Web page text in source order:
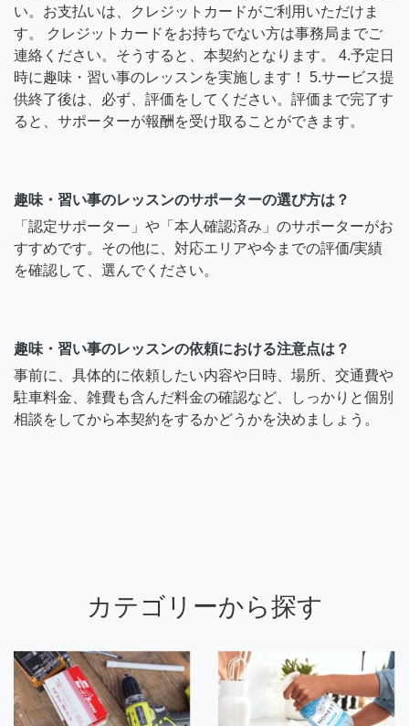
い。お支払いは、クレジットカードがご利用いただけま
す。 クレジットカードをお持ちでない方は事務局までご
連絡ください。そうすると、本契約となります。 4.予定日
時に趣味・習い事のレッスンを実施します！ 5.サービス提
供終了後は、必ず、評価をしてください。評価まで完了す
ると、サポーターが報酬を受け取ることができます。
趣味・習い事のレッスンのサポーターの選び方は？
「認定サポーター」や「本人確認済み」のサポーターがお
すすめです。その他に、対応エリアや今までの評価/実績
を確認して、選んでください。
趣味・習い事のレッスンの依頼における注意点は？
事前に、具体的に依頼したい内容や日時、場所、交通費や
駐車料金、雑費も含んだ料金の確認など、しっかりと個別
相談をしてから本契約をするかどうかを決めましょう。
カテゴリーから探す